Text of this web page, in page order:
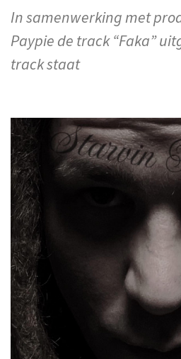
In samenwerking met
Paypie de track “Faka”
track staat